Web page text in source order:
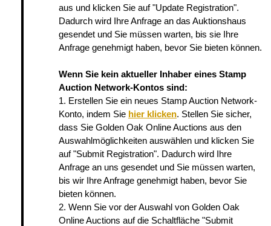
aus und klicken Sie auf "Update Registration".
Dadurch wird Ihre Anfrage an das Auktionshaus
gesendet und Sie müssen warten, bis sie Ihre
Anfrage genehmigt haben, bevor Sie bieten können.
Wenn Sie kein aktueller Inhaber eines Stamp
Auction Network-Kontos sind:
1. Erstellen Sie ein neues Stamp Auction Network-
Konto, indem Sie hier klicken. Stellen Sie sicher,
dass Sie Golden Oak Online Auctions aus den
Auswahlmöglichkeiten auswählen und klicken Sie
auf "Submit Registration". Dadurch wird Ihre
Anfrage an uns gesendet und Sie müssen warten,
bis wir Ihre Anfrage genehmigt haben, bevor Sie
bieten können.
2. Wenn Sie vor der Auswahl von Golden Oak
Online Auctions auf die Schaltfläche "Submit